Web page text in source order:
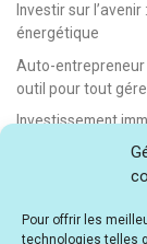
Pour offrir les
technologies telles
Investir sur
énergétique
Auto-entrepreneur
outil pour tout
Investissement
location saisonnière
E-learning : les
Idée de business